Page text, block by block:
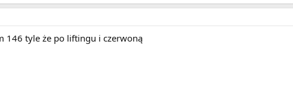
146 tyle że po liftingu i czerwoną